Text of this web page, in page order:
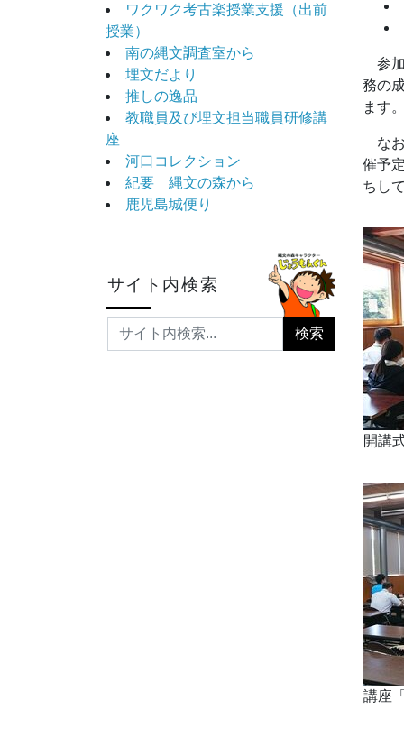
ワクワク考古楽授業支援（出前
授業）
南の縄文調査室から
埋文だより
推しの逸品
教職員及び埋文担当職員研修講
座
河口コレクション
紀要 縄文の森から
鹿児島城便り
サイト内検索
参
務の
ます
な
催予
ちし
開講
講座